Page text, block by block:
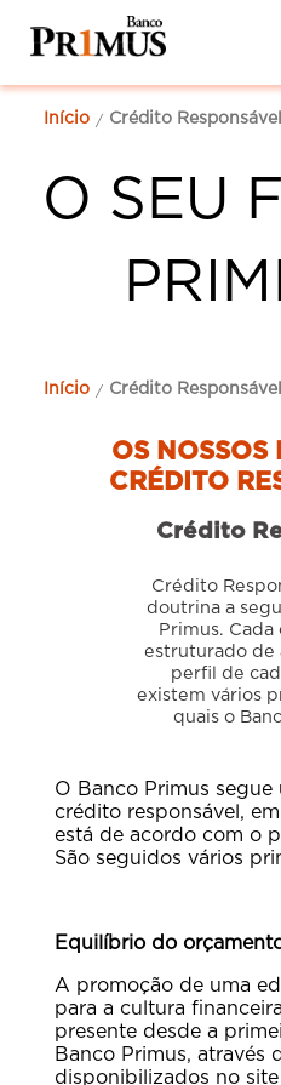
Início / Crédito
O SEU
Início / Crédito
OS NOSSOS
CRÉDITO
Crédito
Crédito
doutrina a
Primus.
estruturado de
perfil de
existem vários
quais o
O Banco Primus
crédito responsável,
está de acordo com o
São seguidos vários
Equilíbrio do
A promoção de uma
para a cultura
presente desde a
Banco Primus, através
disponibilizados no